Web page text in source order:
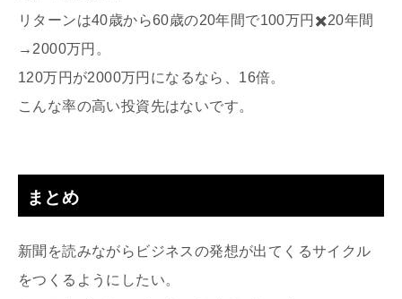
リターンは40歳から60歳の20年間で100万円✖️20年間
→2000万円。
120万円が2000万円になるなら、16倍。
こんな率の高い投資先はないです。
まとめ
新聞を読みながらビジネスの発想が出てくるサイクル
をつくるようにしたい。